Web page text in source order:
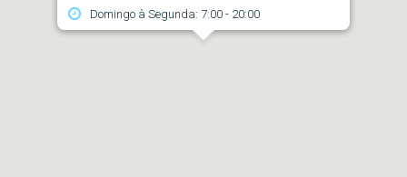
Domingo à Segunda: 7:00 - 20:00